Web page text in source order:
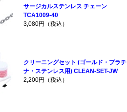
サージカルステンレス チェーン
TCA1009-40
3,080円（税込）
クリーニングセット (ゴールド・プラチ
ナ・ステンレス用) CLEAN-SET-JW
2,200円（税込）